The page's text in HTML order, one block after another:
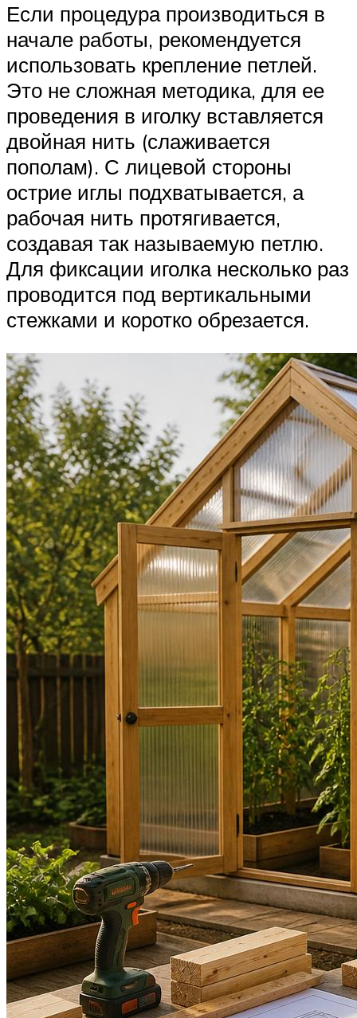
Если процедура производиться в
начале работы, рекомендуется
использовать крепление петлей.
Это не сложная методика, для ее
проведения в иголку вставляется
двойная нить (слаживается
пополам). С лицевой стороны
острие иглы подхватывается, а
рабочая нить протягивается,
создавая так называемую петлю.
Для фиксации иголка несколько раз
проводится под вертикальными
стежками и коротко обрезается.